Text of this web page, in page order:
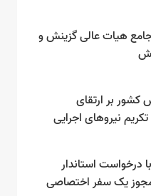
جامع هیات عالی گزینش و‌
کشور بر ارتقای
نیروهای اجرایی
درخواست استاندار
یک سفر اختصاصی